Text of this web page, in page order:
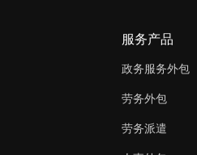
服务产品
政务服务外包
劳务外包
劳务派遣